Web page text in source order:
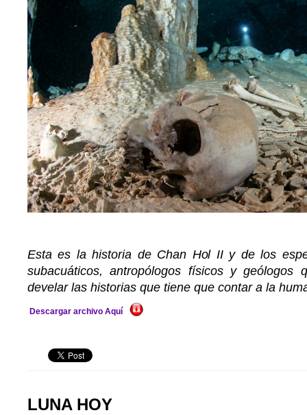
Esta es la historia de Chan Hol II y de los
subacuáticos, antropólogos físicos y geólogos
develar las historias que tiene que contar a la
Descargar archivo Aquí
LUNA HOY